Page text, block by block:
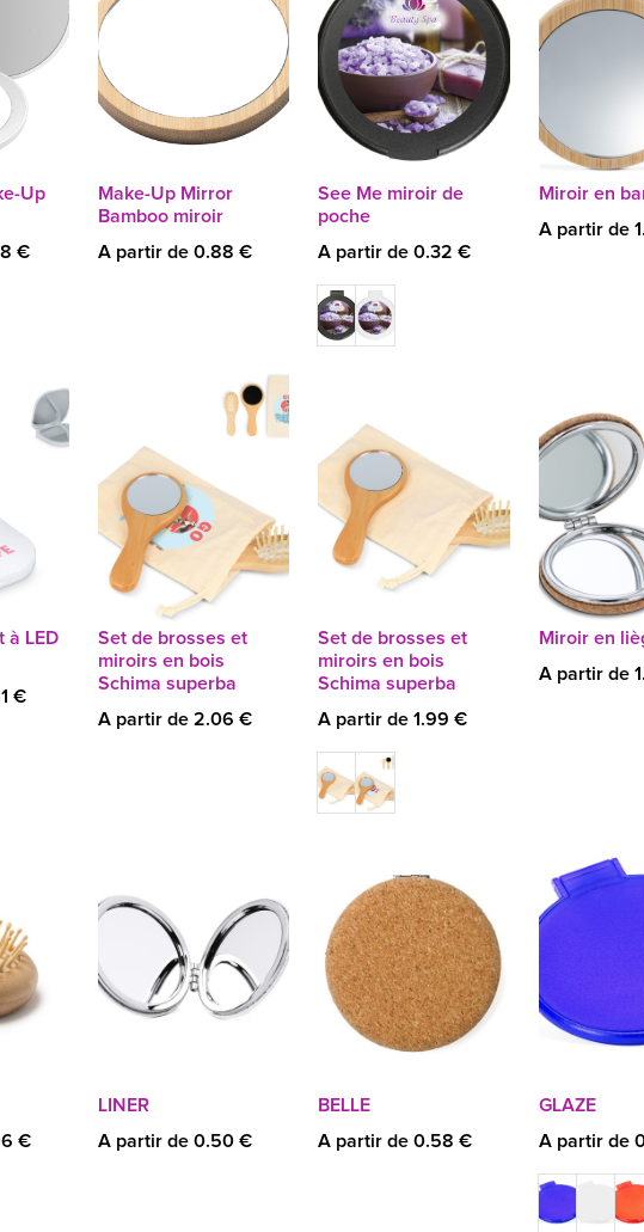
Up
€
Make-Up Mirror
Bamboo miroir
A partir de 0.88 €
See Me miroir de
poche
A partir de 0.32 €
Miroir en
A partir de
à LED
€
Set de brosses et
miroirs en bois
Schima superba
A partir de 2.06 €
Set de brosses et
miroirs en bois
Schima superba
A partir de 1.99 €
Miroir en
A partir de
€
LINER
A partir de 0.50 €
BELLE
A partir de 0.58 €
GLAZE
A partir de